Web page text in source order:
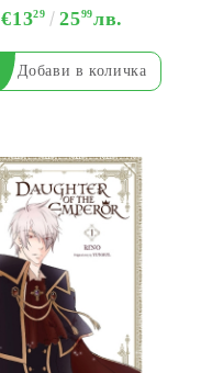
€1329 2599лв.